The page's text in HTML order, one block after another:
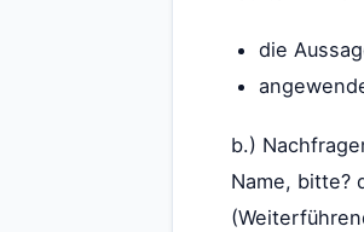
die
b.)
Name, bitte?